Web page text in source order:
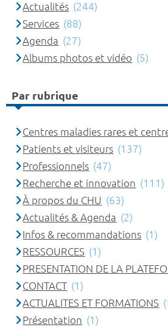
Actualités (244)
Services (88)
Agenda (27)
Albums photos et vidéo (5)
Par rubrique
Centres maladies rares et
Patients et visiteurs (137)
Professionnels (47)
Recherche et innovation (111)
À propos du CHU (63)
Actualités & Agenda (2)
Infos & recommandations (1)
RESSOURCES (1)
PRESENTATION DE LA
CONTACT (1)
ACTUALITES ET FORMATIONS
Présentation (1)